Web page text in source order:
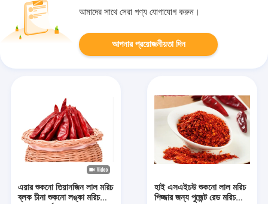
আমাদের সাথে সেরা পণ্য যোগাযোগ করুন।
আপনার প্রয়োজনীয়তা দিন
এয়ার শুকনো তিয়ানজিন লাল মরিচ
ব্লক চীনা শুকনো লঙ্কা মরিচ
হাই এসএইচউ শুকনো লাল মরিচ
পিজ্জার জন্য পুজেন্ট রেড মরিচ